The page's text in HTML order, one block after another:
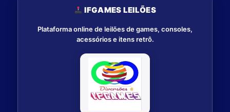
IFGAMES LEILÕES
Plataforma online de leilões de games, consoles,
acessórios e itens retrô.